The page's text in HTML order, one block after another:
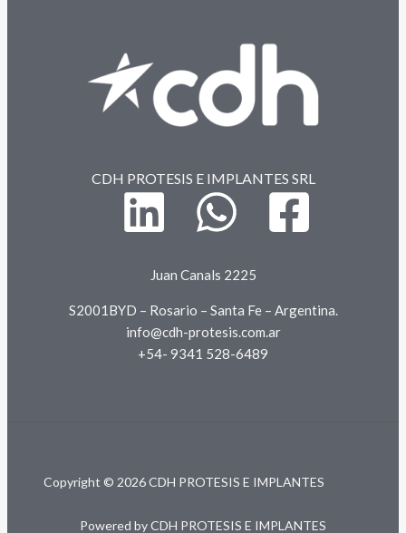
CDH PROTESIS E IMPLANTES SRL
Juan Canals 2225
S2001BYD – Rosario – Santa Fe – Argentina.
info@cdh-protesis.com.ar
+54- 9341 528-6489
Copyright © 2026 CDH PROTESIS E IMPLANTES
Powered by CDH PROTESIS E IMPLANTES